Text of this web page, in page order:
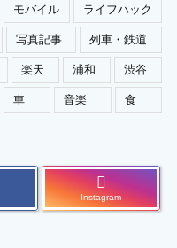
モバイル
ライフハック
写真記事
列車・鉄道
楽天 浦和
渋谷
車 音楽 食
Instagram